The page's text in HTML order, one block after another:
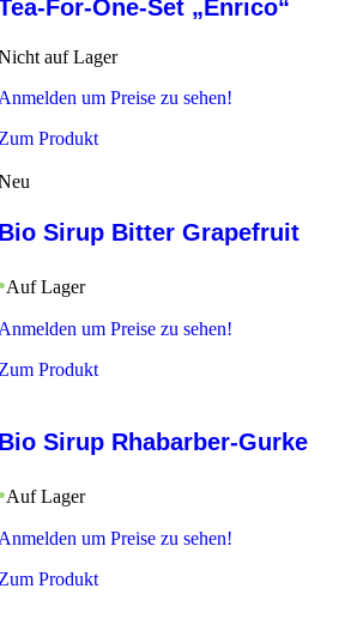
For-One-Set „Enrico“
auf Lager
um Preise zu sehen!
Produkt
Sirup Bitter Grapefruit
Auf Lager
um Preise zu sehen!
Produkt
Sirup Rhabarber-Gurke
Auf Lager
um Preise zu sehen!
Produkt